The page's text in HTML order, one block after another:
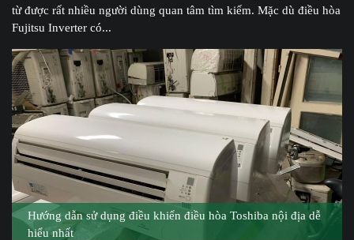
từ được rất nhiều người dùng quan tâm tìm kiếm. Mặc dù điều hòa
Fujitsu Inverter có...
Hướng dẫn sử dụng điều khiển điều hòa Toshiba nội địa dễ
hiểu nhất